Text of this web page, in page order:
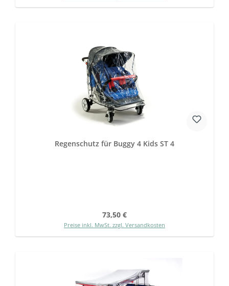
Regenschutz für Buggy 4 Kids ST 4
Regulärer Preis:
73,50 €
Preise inkl. MwSt. zzgl. Versandkosten